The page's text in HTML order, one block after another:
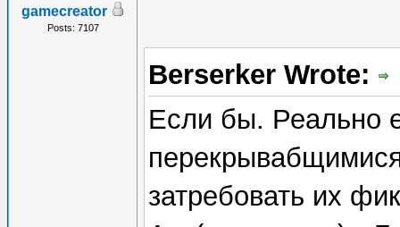
gamecreator
Posts: 7107
Berserker Wrote:
Если бы. Реально
затребовать их